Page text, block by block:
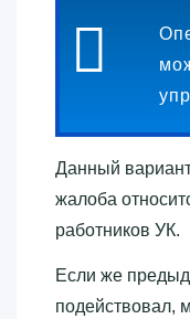
Данный
жалоба
работников УК.
Если же
подействовал,